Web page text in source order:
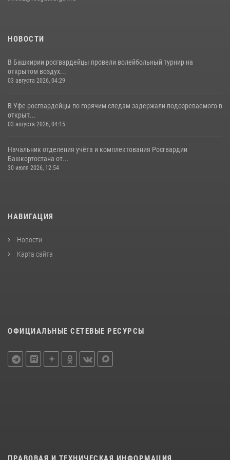
НОВОСТИ
В Башкирии росгвардейцы провели волейбольный турнир на
открытом воздух...
03 августа 2026, 04:29
В Уфе росгвардейцы по горячим следам задержали подозреваемого в
открыт...
03 августа 2026, 04:15
Начальник отделения учёта и комплектования Росгвардии
Башкортостана от...
30 июля 2026, 12:54
НАВИГАЦИЯ
Новости
Карта сайта
ОФИЦИАЛЬНЫЕ СЕТЕВЫЕ РЕСУРСЫ